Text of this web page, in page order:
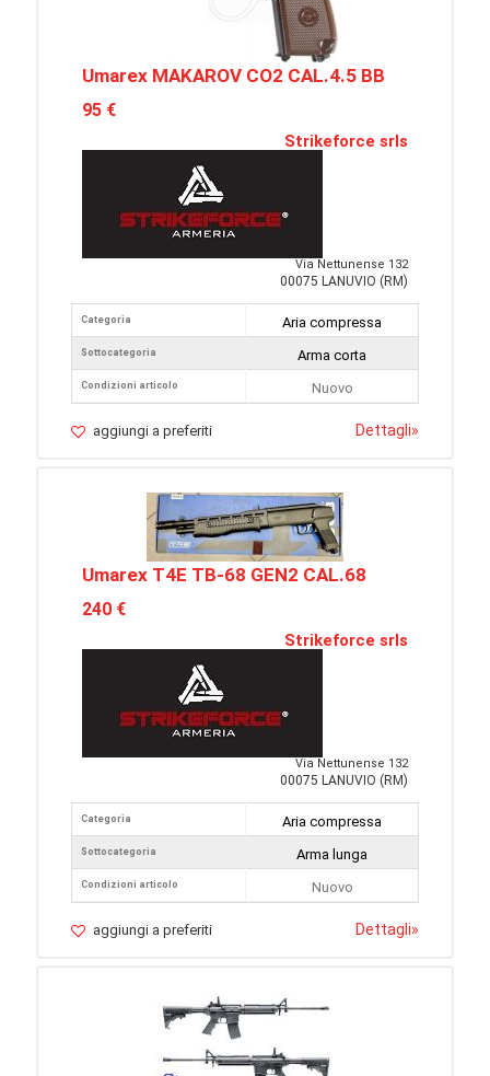
Umarex MAKAROV CO2 CAL.4.5 BB
95 €
Strikeforce srls
Via Nettunense 132
00075 LANUVIO (RM)
Categoria
Sottocategoria
Condizioni articolo
Aria compressa
Arma corta
Nuovo
aggiungi a preferiti Dettagli»
Umarex T4E TB-68 GEN2 CAL.68
240 €
Strikeforce srls
Via Nettunense 132
00075 LANUVIO (RM)
Categoria
Sottocategoria
Condizioni articolo
Aria compressa
Arma lunga
Nuovo
aggiungi a preferiti Dettagli»